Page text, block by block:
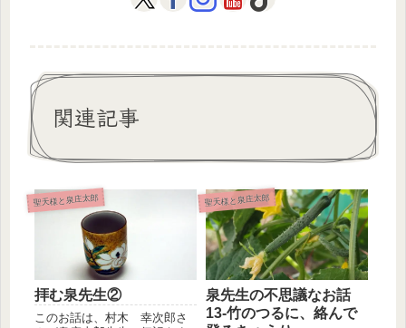
関連記事
聖天様と泉庄太郎
拝む泉先生②
このお話は、村木 幸次郎さ
聖天様と泉庄太郎
泉先生の不思議なお話
13-竹のつるに、絡んで